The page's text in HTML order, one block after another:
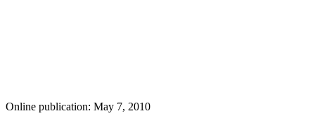
Online publication: May 7, 2010